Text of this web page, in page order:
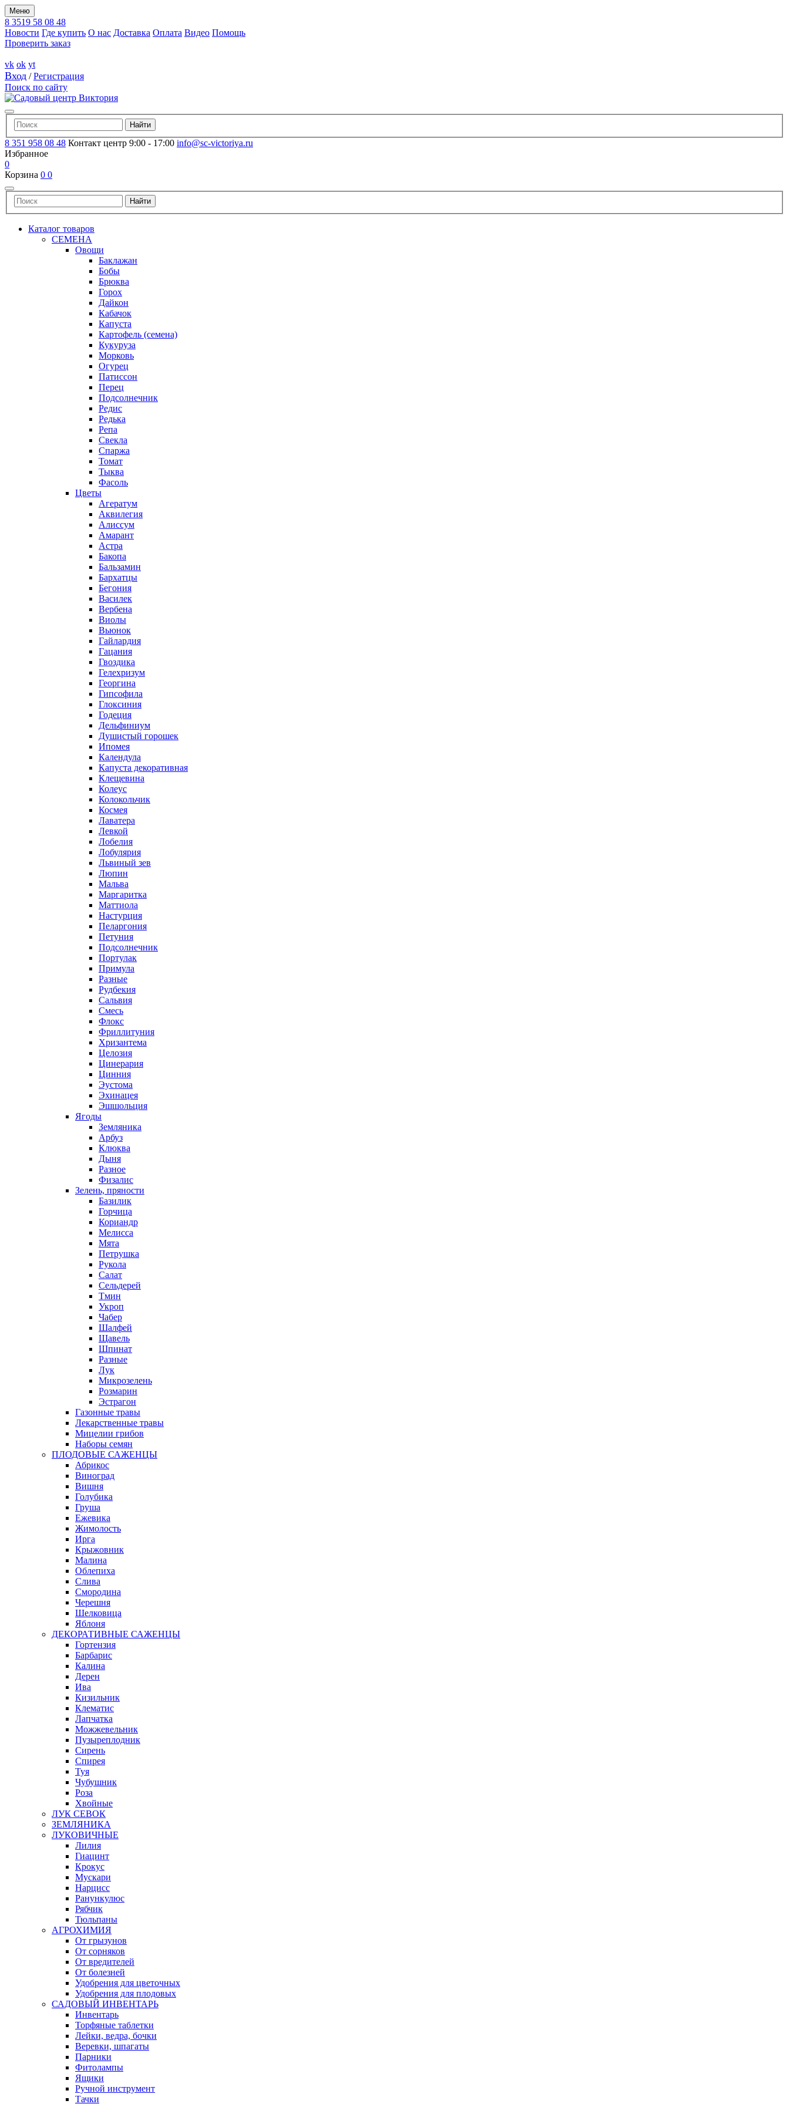
Меню
8 3519 58 08 48
Новости Где купить О нас Доставка Оплата Видео Помощь
Проверить заказ
vk ok yt
Вход /Регистрация
Поиск по сайту
8 351 958 08 48 Контакт центр 9:00 - 17:00 info@sc-victoriya.ru
Избранное
0
Корзина 0 0
Каталог товаров
СЕМЕНА
Овощи
Баклажан
Бобы
Брюква
Горох
Дайкон
Кабачок
Капуста
Картофель (семена)
Кукуруза
Морковь
Огурец
Патиссон
Перец
Подсолнечник
Редис
Редька
Репа
Свекла
Спаржа
Томат
Тыква
Фасоль
Цветы
Агератум
Аквилегия
Алиссум
Амарант
Астра
Бакопа
Бальзамин
Бархатцы
Бегония
Василек
Вербена
Виолы
Вьюнок
Гайлардия
Гацания
Гвоздика
Гелехризум
Георгина
Гипсофила
Глоксиния
Годеция
Дельфиниум
Душистый горошек
Ипомея
Календула
Капуста декоративная
Клещевина
Колеус
Колокольчик
Космея
Лаватера
Левкой
Лобелия
Лобулярия
Львиный зев
Люпин
Мальва
Маргаритка
Маттиола
Настурция
Пеларгония
Петуния
Подсолнечник
Портулак
Примула
Разные
Рудбекия
Сальвия
Смесь
Флокс
Фриллитуния
Хризантема
Целозия
Цинерария
Цинния
Эустома
Эхинацея
Эшшольция
Ягоды
Земляника
Арбуз
Клюква
Дыня
Разное
Физалис
Зелень, пряности
Базилик
Горчица
Кориандр
Мелисса
Мята
Петрушка
Рукола
Салат
Сельдерей
Тмин
Укроп
Чабер
Шалфей
Щавель
Шпинат
Разные
Лук
Микрозелень
Розмарин
Эстрагон
Газонные травы
Лекарственные травы
Мицелии грибов
Наборы семян
ПЛОДОВЫЕ САЖЕНЦЫ
Абрикос
Виноград
Вишня
Голубика
Груша
Ежевика
Жимолость
Ирга
Крыжовник
Малина
Облепиха
Слива
Смородина
Черешня
Шелковица
Яблоня
ДЕКОРАТИВНЫЕ САЖЕНЦЫ
Гортензия
Барбарис
Калина
Дерен
Ива
Кизильник
Клематис
Лапчатка
Можжевельник
Пузыреплодник
Сирень
Спирея
Туя
Чубушник
Роза
Хвойные
ЛУК СЕВОК
ЗЕМЛЯНИКА
ЛУКОВИЧНЫЕ
Лилия
Гиацинт
Крокус
Мускари
Нарцисс
Ранункулюс
Рябчик
Тюльпаны
АГРОХИМИЯ
От грызунов
От сорняков
От вредителей
От болезней
Удобрения для цветочных
Удобрения для плодовых
САДОВЫЙ ИНВЕНТАРЬ
Инвентарь
Торфяные таблетки
Лейки, ведра, бочки
Веревки, шпагаты
Парники
Фитолампы
Ящики
Ручной инструмент
Тачки